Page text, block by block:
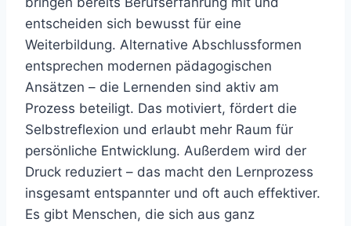
entscheiden sich bewusst für eine
Weiterbildung. Alternative Abschlussformen
entsprechen modernen pädagogischen
Ansätzen – die Lernenden sind aktiv am
Prozess beteiligt. Das motiviert, fördert die
Selbstreflexion und erlaubt mehr Raum für
persönliche Entwicklung. Außerdem wird der
Druck reduziert – das macht den Lernprozess
insgesamt entspannter und oft auch effektiver.
Es gibt Menschen, die sich aus ganz